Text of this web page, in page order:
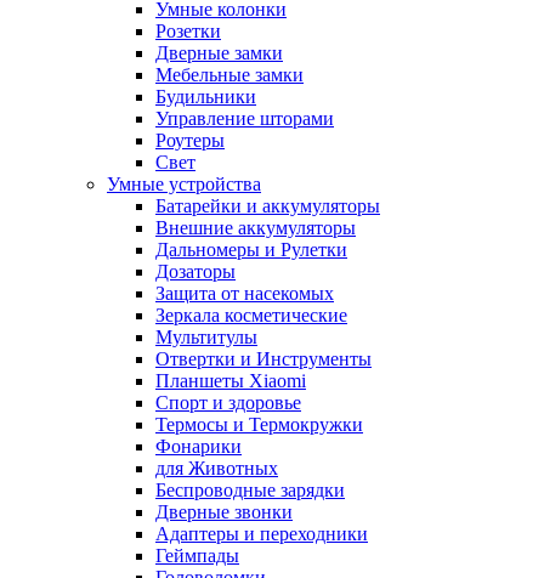
Умные колонки
Розетки
Дверные замки
Мебельные замки
Будильники
Управление шторами
Роутеры
Свет
Умные устройства
Батарейки и аккумуляторы
Внешние аккумуляторы
Дальномеры и Рулетки
Дозаторы
Защита от насекомых
Зеркала косметические
Мультитулы
Отвертки и Инструменты
Планшеты Xiaomi
Спорт и здоровье
Термосы и Термокружки
Фонарики
для Животных
Беспроводные зарядки
Дверные звонки
Адаптеры и переходники
Геймпады